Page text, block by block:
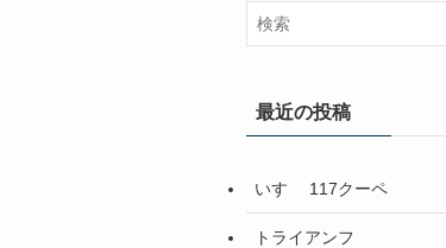
最近の投稿
いすゞ 117クーペ
トライアンフ